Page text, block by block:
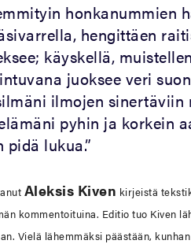
honkanummien
hengittäen
käyskellä,
juoksee veri
ilmojen sinertäviin
pyhin ja korkein
lukua.”
Aleksis Kiven kirjeistä
kommentoituina. Editio tuo Kiven
Vielä lähemmäksi päästään,